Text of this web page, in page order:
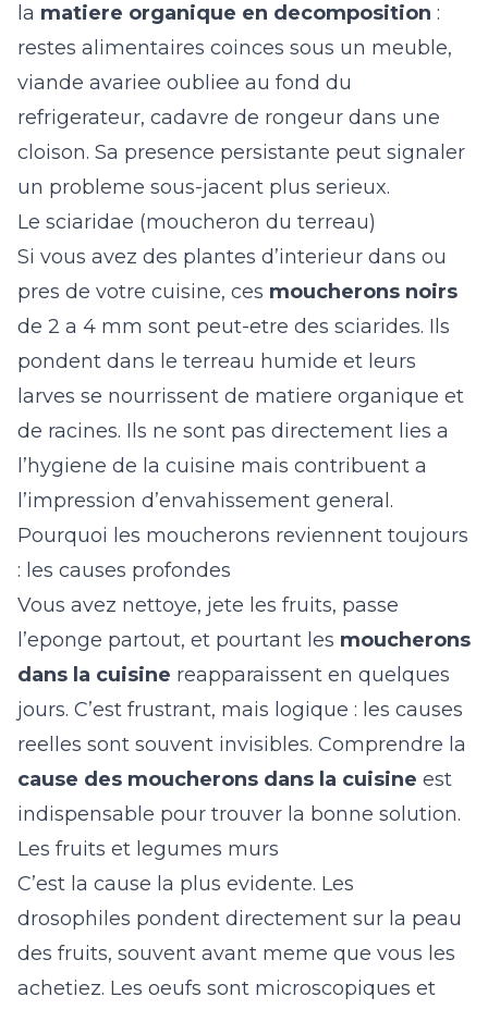
la matiere organique en decomposition :
restes alimentaires coinces sous un meuble,
viande avariee oubliee au fond du
refrigerateur, cadavre de rongeur dans une
cloison. Sa presence persistante peut signaler
un probleme sous-jacent plus serieux.
Le sciaridae (moucheron du terreau)
Si vous avez des plantes d’interieur dans ou
pres de votre cuisine, ces moucherons noirs
de 2 a 4 mm sont peut-etre des sciarides. Ils
pondent dans le terreau humide et leurs
larves se nourrissent de matiere organique et
de racines. Ils ne sont pas directement lies a
l’hygiene de la cuisine mais contribuent a
l’impression d’envahissement general.
Pourquoi les moucherons reviennent toujours
: les causes profondes
Vous avez nettoye, jete les fruits, passe
l’eponge partout, et pourtant les moucherons
dans la cuisine reapparaissent en quelques
jours. C’est frustrant, mais logique : les causes
reelles sont souvent invisibles. Comprendre la
cause des moucherons dans la cuisine est
indispensable pour trouver la bonne solution.
Les fruits et legumes murs
C’est la cause la plus evidente. Les
drosophiles pondent directement sur la peau
des fruits, souvent avant meme que vous les
achetiez. Les oeufs sont microscopiques et